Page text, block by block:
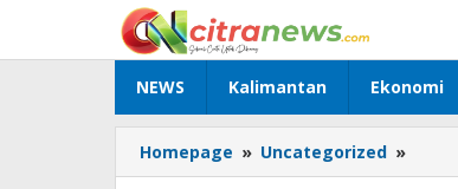
konten
NEWS Kalimantan Ekonomi
Homepage » Uncategorized »
Beri